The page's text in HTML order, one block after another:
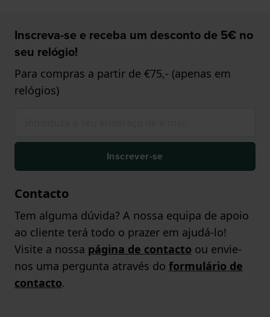
Inscreva-se e receba um desconto de 5€ no
seu relógio!
Para compras a partir de €75,- (apenas em
relógios)
Inscrever-se
Contacto
Tem alguma dúvida? A nossa equipa de apoio
ao cliente terá todo o prazer em ajudá-lo!
Visite a nossa página de contacto ou envie-
nos uma pergunta através do formulário de
contacto.